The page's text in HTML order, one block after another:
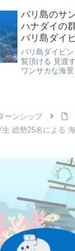
にのんびりと
♪
バリ島のサ
ハナダイの
バリ島ダイ
バリ島ダイビ
覧頂ける 見渡
ワンサカな海
ーンシップ
総勢25名による